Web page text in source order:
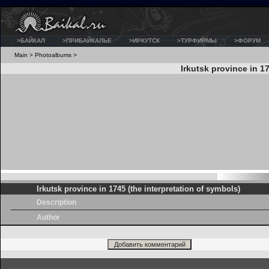
>БАЙКАЛ >ПРИБАЙКАЛЬЕ >ИРКУТСК >ТУРФИРМЫ >ФОРУМ
Main > Photoalbums >
Irkutsk province in
Irkutsk province in 1745 (the interpretation of symbols)
Description
Author